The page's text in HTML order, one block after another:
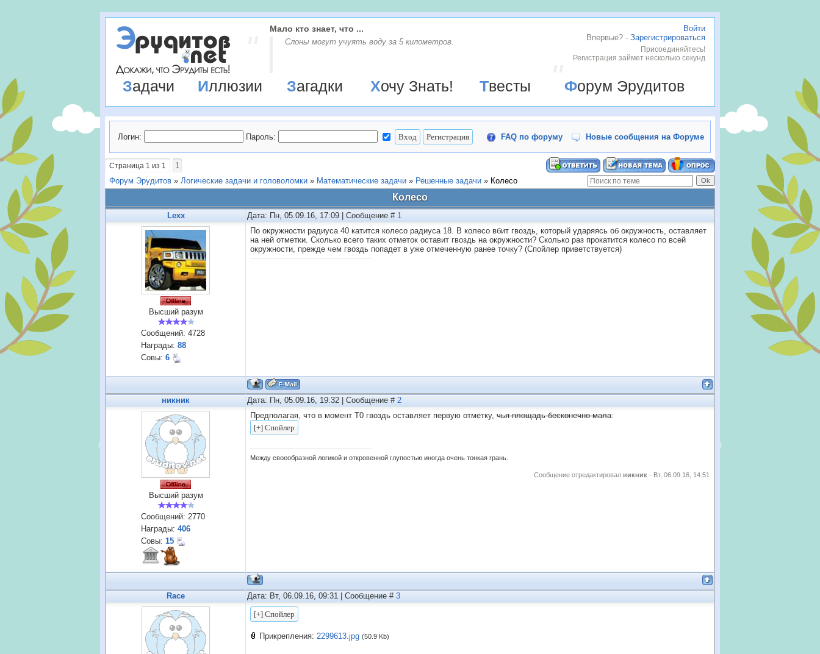
Войти
Впервые? - Зарегистрироваться
Присоединяйтесь!
Регистрация займет несколько секунд
Мало кто знает, что ...
Слоны могут учуять воду за 5 километров.
Задачи Иллюзии Загадки Хочу Знать! Твесты Форум Эрудитов
Логин: Пароль: FAQ по форуму Новые сообщения на Форуме
Страница 1 из 1
1
Форум Эрудитов » Логические задачи и головоломки » Математические задачи » Решенные задачи » Колесо
Колесо
Lexx Дата: Пн, 05.09.16, 17:09 | Сообщение # 1
Высший разум
Сообщений: 4728
Награды: 88
Совы: 6
По окружности радиуса 40 катится колесо радиуса 18. В колесо вбит гвоздь, который ударяясь об окружность, оставляет
на ней отметки. Сколько всего таких отметок оставит гвоздь на окружности? Сколько раз прокатится колесо по всей
окружности, прежде чем гвоздь попадет в уже отмеченную ранее точку? (Спойлер приветствуется)
никник Дата: Пн, 05.09.16, 19:32 | Сообщение # 2
Высший разум
Сообщений: 2770
Награды: 406
Совы: 15
Предполагая, что в момент Т0 гвоздь оставляет первую отметку, чья площадь бесконечно мала:
Между своеобразной логикой и откровенной глупостью иногда очень тонкая грань.
Сообщение отредактировал никник - Вт, 06.09.16, 14:51
Race Дата: Вт, 06.09.16, 09:31 | Сообщение # 3
Прикрепления: 2299613.jpg (50.9 Kb)